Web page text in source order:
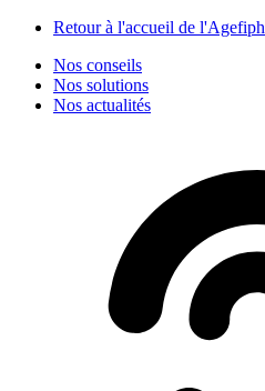
Retour à l'accueil de l'Agefiph
Nos conseils
Nos solutions
Nos actualités